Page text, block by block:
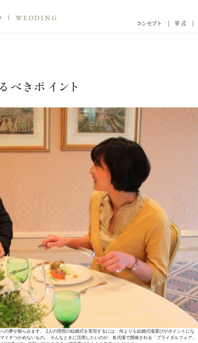
WEDDING
コンセプト 挙式
きポイント
の夢が膨らみます。 2人の理想の結婚式を実現するには、何よりも結婚式場選びがポイントにな
イチつかめないもの。 そんなときに活用したいのが、各式場で開催される「ブライダルフェア」